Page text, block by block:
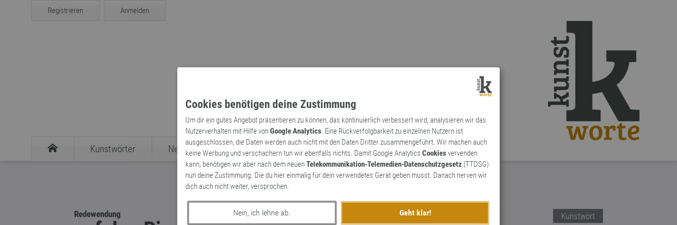
Cookies benötigen deine Zustimmung
Um dir ein gutes Angebot präsentieren zu können, das kontinuierlich verbessert wird, analysieren wir das
Nutzerverhalten mit Hilfe vonGoogle Analytics. Eine Rückverfolgbarkeit zu einzelnen Nutzern ist
ausgeschlossen, die Daten werden auch nicht mit den Daten Dritter zusammengeführt. Wir machen auch
keine Werbung und verschachern tun wir ebenfalls nichts. Damit Google Analytics Cookiesvervenden
kann, benötigen wir aber nach dem neuenTelekommunikation-Telemedien-Datenschutzgesetz (TTDSG)
nun deine Zustimmung. Die du hier einmalig für dein verwendetes Gerät geben musst. Danach nerven wir
dich auch nicht weiter, versprochen.
Nein, ich lehne ab. Geht klar!
Registrieren Anmelden
Kunstwörter Neologismen Archaismen Markennamen
Kunstwort
Redewendung